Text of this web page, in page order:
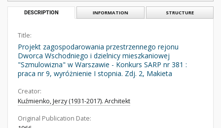
DESCRIPTION INFORMATION STRUCTURE
Title:
Projekt zagospodarowania przestrzennego rejonu
Dworca Wschodniego i dzielnicy mieszkaniowej
"Szmulowizna" w Warszawie - Konkurs SARP nr 381 :
praca nr 9, wyróżnienie I stopnia. Zdj. 2, Makieta
Creator:
Kuźmienko, Jerzy (1931-2017). Architekt
Original Publication Date: